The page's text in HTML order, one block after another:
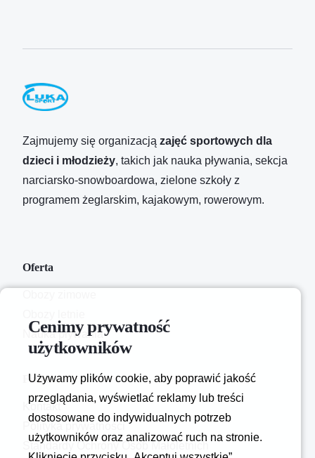
Zajmujemy się organizacją zajęć sportowych dla
dzieci i młodzieży, takich jak nauka pływania, sekcja
narciarsko-snowboardowa, zielone szkoły z
programem żeglarskim, kajakowym, rowerowym.
Oferta
Nauka pływania
Firma
Kontakt
Standardy Ochrony Osób Małoletnich
Cenimy prywatność
użytkowników
Używamy plików cookie, aby poprawić jakość
przeglądania, wyświetlać reklamy lub treści
dostosowane do indywidualnych potrzeb
użytkowników oraz analizować ruch na stronie.